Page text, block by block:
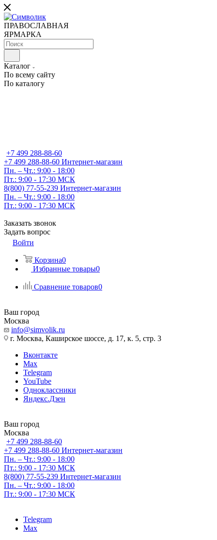
ПРАВОСЛАВНАЯ
ЯРМАРКА
Каталог
По всему сайту
По каталогу
+7 499 288-88-60
+7 499 288-88-60 Интернет-магазин
Пн. – Чт.: 9:00 - 18:00
Пт.: 9:00 - 17:30 МСК
8(800) 77-55-239 Интернет-магазин
Пн. – Чт.: 9:00 - 18:00
Пт.: 9:00 - 17:30 МСК
Заказать звонок
Задать вопрос
Войти
Корзина0
Избранные товары0
Сравнение товаров0
Ваш город
Москва
info@simvolik.ru
г. Москва, Каширское шоссе, д. 17, к. 5, стр. 3
Вконтакте
Max
Telegram
YouTube
Одноклассники
Яндекс.Дзен
Ваш город
Москва
+7 499 288-88-60
+7 499 288-88-60 Интернет-магазин
Пн. – Чт.: 9:00 - 18:00
Пт.: 9:00 - 17:30 МСК
8(800) 77-55-239 Интернет-магазин
Пн. – Чт.: 9:00 - 18:00
Пт.: 9:00 - 17:30 МСК
Telegram
Max